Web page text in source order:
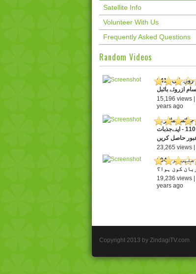
Satellite Info
Volunteer With Us
Frequently Asked Questions
Random Videos
141 - روزہ کی
ازروئے بائبل
15,196 views |
years ago
جوائس مائیر۔ -
110 - اپنےجذبات
حاصل کریں
23,265 views |
13 years ago
104 - صلیب پر
کون ہوا؟
19,236 views |
years ago
Copyright 2013 by ZindagiTV.com